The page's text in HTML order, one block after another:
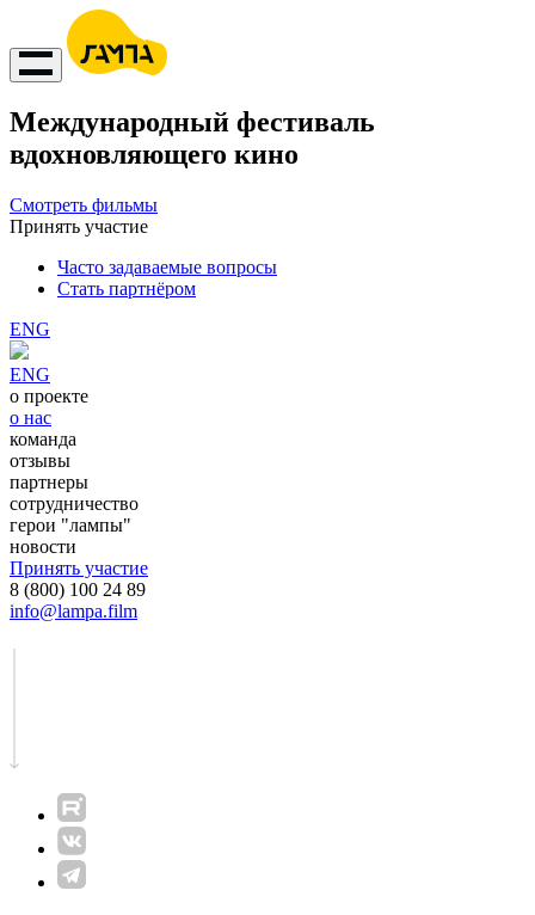
Международный фестиваль
вдохновляющего кино
Смотреть фильмы
Принять участие
Часто задаваемые вопросы
Стать партнёром
ENG
ENG
о проекте
о нас
команда
отзывы
партнеры
сотрудничество
герои "лампы"
новости
Принять участие
8 (800) 100 24 89
info@lampa.film